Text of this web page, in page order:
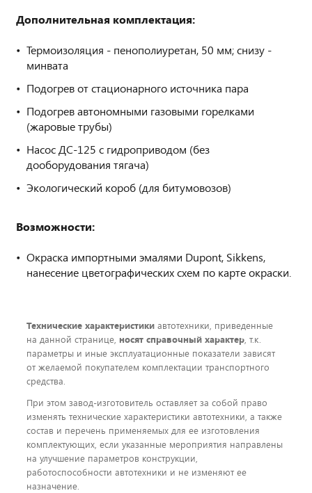
Дополнительная комплектация:
Термоизоляция - пенополиуретан, 50 мм; снизу -
минвата
Подогрев от стационарного источника пара
Подогрев автономными газовыми горелками
(жаровые трубы)
Насос ДС-125 с гидроприводом (без
дооборудования тягача)
Экологический короб (для битумовозов)
Возможности:
Окраска импортными эмалями Dupont, Sikkens,
нанесение цветографических схем по карте окраски.
Технические характеристики автотехники, приведенные
на данной странице, носят справочный характер, т.к.
параметры и иные эксплуатационные показатели зависят
от желаемой покупателем комплектации транспортного
средства.
При этом завод-изготовитель оставляет за собой право
изменять технические характеристики автотехники, а также
состав и перечень применяемых для ее изготовления
комплектующих, если указанные мероприятия направлены
на улучшение параметров конструкции,
работоспособности автотехники и не изменяют ее
назначение.